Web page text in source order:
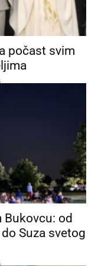
počast svim
Bukovcu: od
Suza svetog